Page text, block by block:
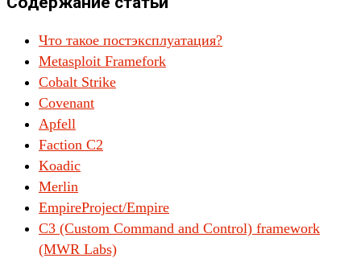
Что такое постэксплуатация?
Metasploit Framefork
Cobalt Strike
Covenant
Apfell
Faction C2
Koadic
Merlin
EmpireProject/Empire
C3 (Custom Command and Control) framework
(MWR Labs)